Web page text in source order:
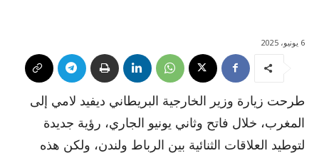
6 يونيو، 2025
طرحت زيارة وزير الخارجية البريطاني ديفيد لامي إلى
المغرب، خلال فاتح وثاني يونيو الجاري، رؤية جديدة
لتوطيد العلاقات الثنائية بين الرباط ولندن، ولكن هذه